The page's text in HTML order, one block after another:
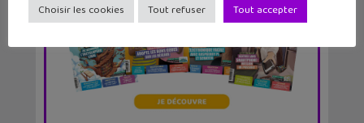
Choisir les cookies Tout refuser Tout accepter